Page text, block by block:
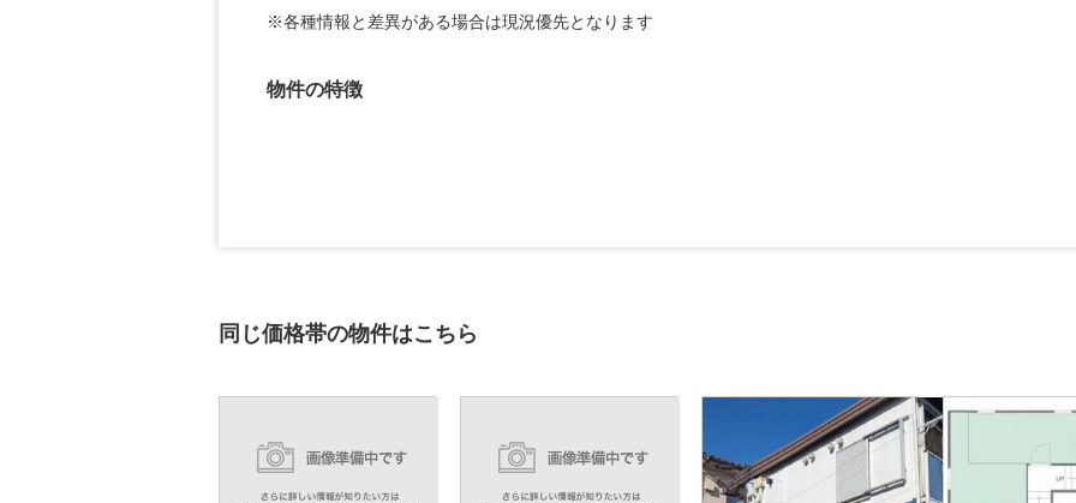
※各種情報と差異がある場合は現況優先となります
物件の特徴
同じ価格帯の物件はこちら